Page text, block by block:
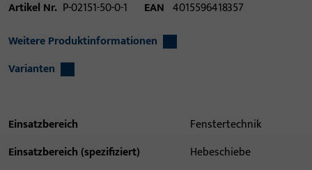
Artikel Nr. P-02151-50-0-1 EAN 4015596418357
Weitere Produktinformationen
Varianten
Einsatzbereich
Fenstertechnik
Einsatzbereich (spezifiziert)
Hebeschiebe